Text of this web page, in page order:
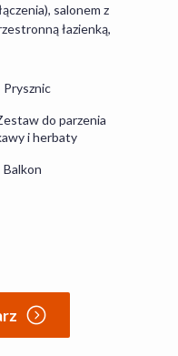
salonem z
łazienką,
Prysznic
do parzenia
i herbaty
Balkon